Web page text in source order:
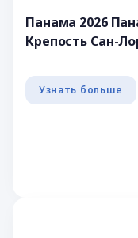
Панама 2026
Крепость Сан-
Узнать больше